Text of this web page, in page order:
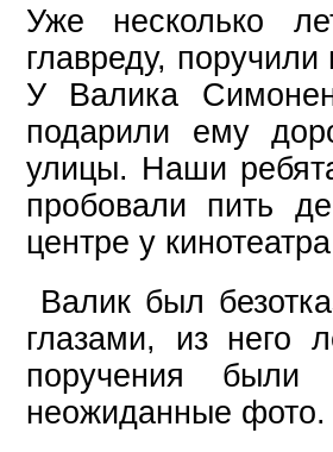
Уже несколько
главреду,
У Валика
подарили ему
улицы. Наши
пробовали пить
центре у
Валик был
глазами, из него
поручения
неожиданные фото.